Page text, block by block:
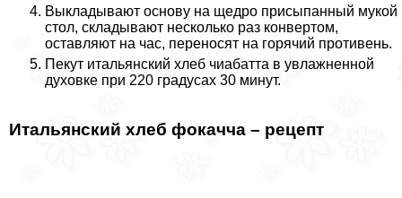
Выкладывают основу на щедро присыпанный мукой
стол, складывают несколько раз конвертом,
оставляют на час, переносят на горячий противень.
Пекут итальянский хлеб чиабатта в увлажненной
духовке при 220 градусах 30 минут.
Итальянский хлеб фокачча – рецепт